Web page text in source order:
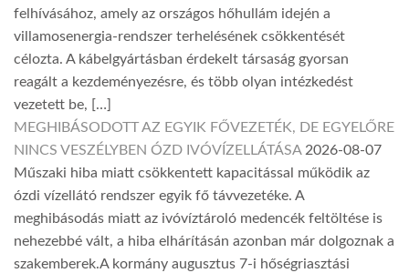
felhívásához, amely az országos hőhullám idején a
villamosenergia-rendszer terhelésének csökkentését
célozta. A kábelgyártásban érdekelt társaság gyorsan
reagált a kezdeményezésre, és több olyan intézkedést
vezetett be, […]
MEGHIBÁSODOTT AZ EGYIK FŐVEZETÉK, DE EGYELŐRE
NINCS VESZÉLYBEN ÓZD IVÓVÍZELLÁTÁSA 2026-08-07
Műszaki hiba miatt csökkentett kapacitással működik az
ózdi vízellátó rendszer egyik fő távvezetéke. A
meghibásodás miatt az ivóvíztároló medencék feltöltése is
nehezebbé vált, a hiba elhárításán azonban már dolgoznak a
szakemberek.A kormány augusztus 7-i hőségriasztási